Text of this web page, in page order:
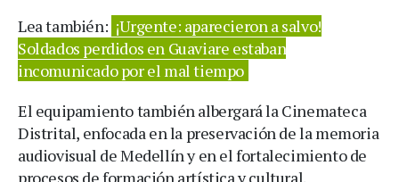
Lea también: ¡Urgente: aparecieron a salvo!
Soldados perdidos en Guaviare estaban
incomunicado por el mal tiempo
El equipamiento también albergará la Cinemateca
Distrital, enfocada en la preservación de la memoria
audiovisual de Medellín y en el fortalecimiento de
procesos de formación artística y cultural.